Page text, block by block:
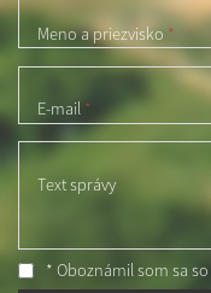
Meno a priezvisko *
E-mail *
Text správy
* Oboznámil som sa so